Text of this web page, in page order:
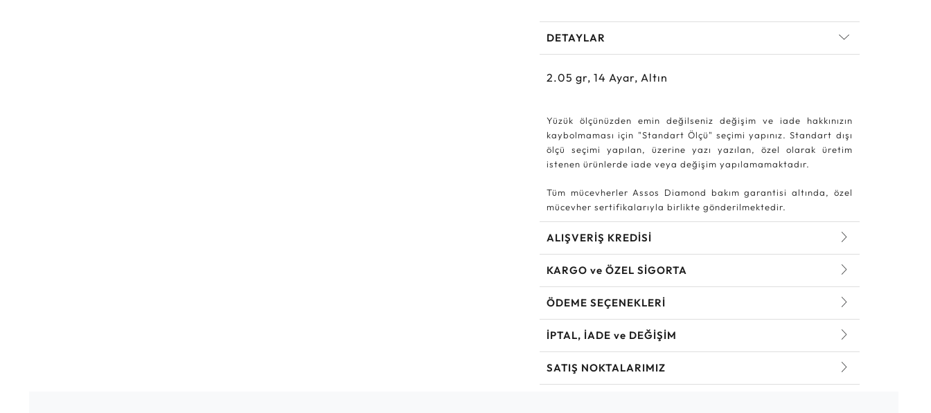
DETAYLAR
2.05gr,14Ayar, Altın
Yüzük ölçünüzden emin değilseniz değişim ve iade hakkınızın
kaybolmaması için "Standart Ölçü" seçimi yapınız. Standart dışı
ölçü seçimi yapılan, üzerine yazı yazılan, özel olarak üretim
istenen ürünlerde iade veya değişim yapılamamaktadır.
Tüm mücevherler Assos Diamond bakım garantisi altında, özel
mücevher sertifikalarıyla birlikte gönderilmektedir.
ALIŞVERİŞ KREDİSİ
KARGO ve ÖZEL SİGORTA
ÖDEME SEÇENEKLERİ
İPTAL, İADE ve DEĞİŞİM
SATIŞ NOKTALARIMIZ